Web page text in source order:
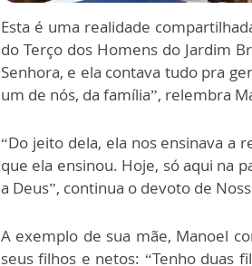
Esta é uma realidade
do Terço dos Homens do Jardim
Senhora, e ela contava tudo pra
um de nós, da família”, relembra
“Do jeito dela, ela nos ensinava a
que ela ensinou. Hoje, só aqui na
a Deus”, continua o devoto de
A exemplo de sua mãe, Manoel
seus filhos e netos: “Tenho duas